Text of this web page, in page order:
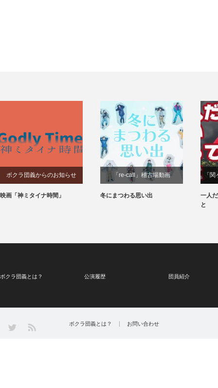
ボクラ団義からのお知らせ
映画「神ミタイナ時間」
「re-call」稽古場動画
冬にまつわる思い出
「
一人
と
ボクラ団義とは？ 公演履歴 団員紹介
Twitter ボクラ団義とは？ お問い合わせ